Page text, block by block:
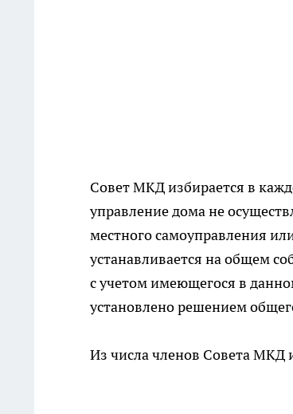
Совет МКД избирается в
управление дома не
местного самоуправления
устанавливается на общем
с учетом имеющегося в
установлено решением
Из числа членов Совета МКД